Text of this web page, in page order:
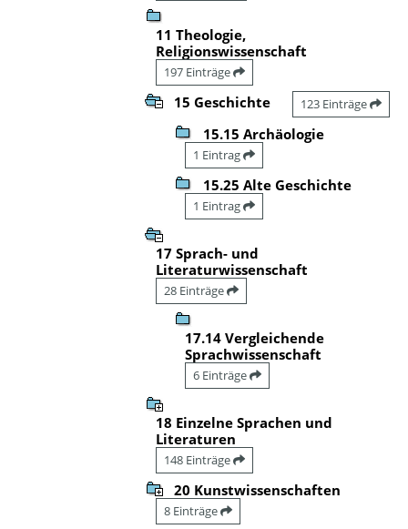
11 Theologie,
Religionswissenschaft
197 Einträge
15 Geschichte 123 Einträge
15.15 Archäologie
1 Eintrag
15.25 Alte Geschichte
1 Eintrag
17 Sprach- und
Literaturwissenschaft
28 Einträge
17.14 Vergleichende
Sprachwissenschaft
6 Einträge
18 Einzelne Sprachen und
Literaturen
148 Einträge
20 Kunstwissenschaften
8 Einträge